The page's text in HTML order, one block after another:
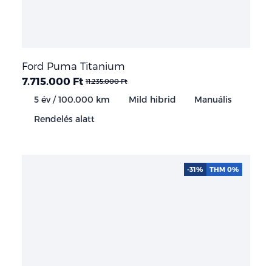
Ford Puma Titanium
7.715.000 Ft 11.235.000 Ft
5 év / 100.000 km Mild hibrid
Manuális
Rendelés alatt
-31% THM 0%